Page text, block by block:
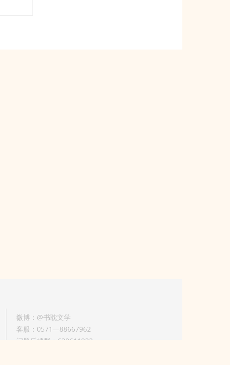
微博：@书耽文学
客服：0571—88667962
问题反馈群：630611933